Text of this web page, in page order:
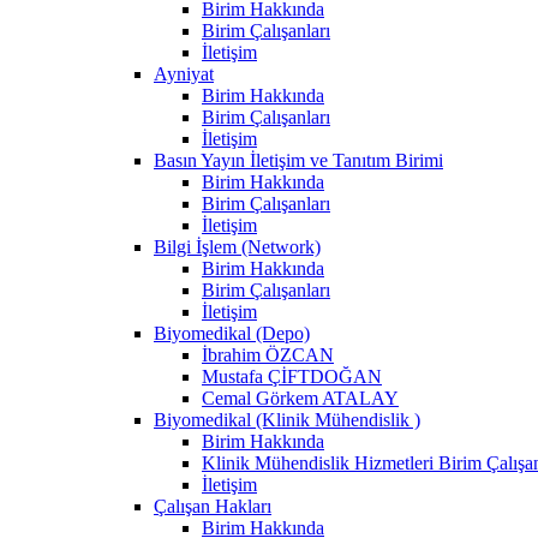
Birim Hakkında
Birim Çalışanları
İletişim
Ayniyat
Birim Hakkında
Birim Çalışanları
İletişim
Basın Yayın İletişim ve Tanıtım Birimi
Birim Hakkında
Birim Çalışanları
İletişim
Bilgi İşlem (Network)
Birim Hakkında
Birim Çalışanları
İletişim
Biyomedikal (Depo)
İbrahim ÖZCAN
Mustafa ÇİFTDOĞAN
Cemal Görkem ATALAY
Biyomedikal (Klinik Mühendislik )
Birim Hakkında
Klinik Mühendislik Hizmetleri Birim
İletişim
Çalışan Hakları
Birim Hakkında